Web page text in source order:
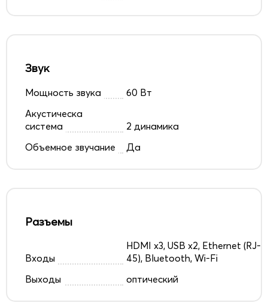
Звук
Мощность звука
60 Вт
Акустическа
система
2 динамика
Объемное звучание
Да
Разъемы
Входы
HDMI x3, USB x2, Ethernet (RJ-
45), Bluetooth, Wi-Fi
Выходы
оптический